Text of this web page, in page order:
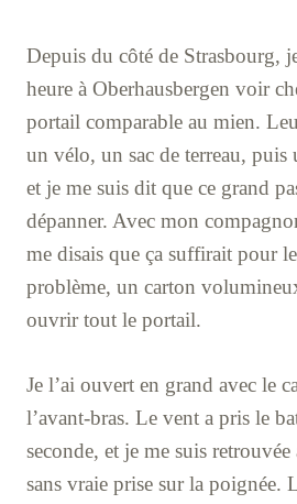
Depuis du côté de Strasbourg,
heure à Oberhausbergen voir
portail comparable au mien.
un vélo, un sac de terreau, puis
et je me suis dit que ce grand
dépanner. Avec mon
me disais que ça suffirait pour
problème, un carton
ouvrir tout le portail.
Je l’ai ouvert en grand avec le
l’avant-bras. Le vent a pris le
seconde, et je me suis retrouvée
sans vraie prise sur la poignée.